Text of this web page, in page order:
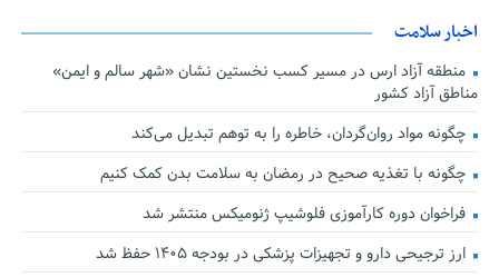
اخبار سلامت
منطقه آزاد ارس در مسیر کسب نخستین نشان «شهر سالم و ایمن»
مناطق آزاد کشور
چگونه مواد روان‌گردان، خاطره را به توهم تبدیل می‌کند
چگونه با تغذیه صحیح در رمضان به سلامت بدن کمک کنیم
فراخوان دوره کارآموزی فلوشیپ ژنومیکس منتشر شد
ارز ترجیحی دارو و تجهیزات پزشکی در بودجه ۱۴۰۵ حفظ شد